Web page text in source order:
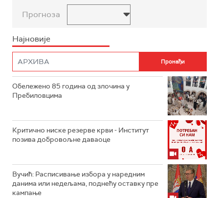
Прогноза
Најновије
Обележено 85 година од злочина у
Пребиловцима
Критично ниске резерве крви - Институт
позива добровољне даваоце
Вучић: Расписивање избора у наредним
данима или недељама, поднећу оставку пре
кампање